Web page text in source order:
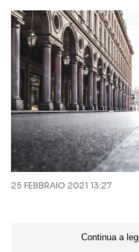
25 FEBBRAIO 2021 13:27